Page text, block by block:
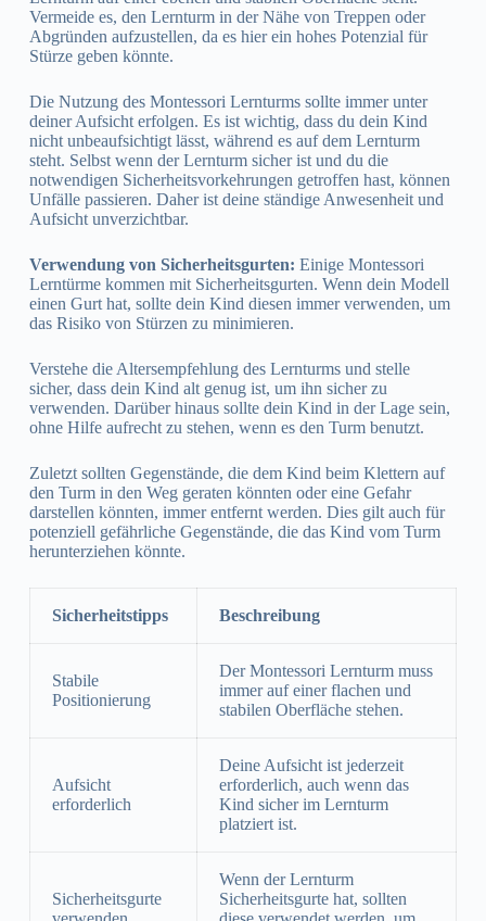
Vermeide es, den Lernturm in der Nähe von Treppen oder
Abgründen aufzustellen, da es hier ein hohes Potenzial für
Stürze geben könnte.
Die Nutzung des Montessori Lernturms sollte immer unter
deiner Aufsicht erfolgen. Es ist wichtig, dass du dein Kind
nicht unbeaufsichtigt lässt, während es auf dem Lernturm
steht. Selbst wenn der Lernturm sicher ist und du die
notwendigen Sicherheitsvorkehrungen getroffen hast, können
Unfälle passieren. Daher ist deine ständige Anwesenheit und
Aufsicht unverzichtbar.
Verwendung von Sicherheitsgurten: Einige Montessori
Lerntürme kommen mit Sicherheitsgurten. Wenn dein Modell
einen Gurt hat, sollte dein Kind diesen immer verwenden, um
das Risiko von Stürzen zu minimieren.
Verstehe die Altersempfehlung des Lernturms und stelle
sicher, dass dein Kind alt genug ist, um ihn sicher zu
verwenden. Darüber hinaus sollte dein Kind in der Lage sein,
ohne Hilfe aufrecht zu stehen, wenn es den Turm benutzt.
Zuletzt sollten Gegenstände, die dem Kind beim Klettern auf
den Turm in den Weg geraten könnten oder eine Gefahr
darstellen könnten, immer entfernt werden. Dies gilt auch für
potenziell gefährliche Gegenstände, die das Kind vom Turm
herunterziehen könnte.
Sicherheitstipps Beschreibung
Stabile
Positionierung
Der Montessori Lernturm muss
immer auf einer flachen und
stabilen Oberfläche stehen.
Aufsicht
erforderlich
Deine Aufsicht ist jederzeit
erforderlich, auch wenn das
Kind sicher im Lernturm
platziert ist.
Sicherheitsgurte
Wenn der Lernturm
Sicherheitsgurte hat, sollten